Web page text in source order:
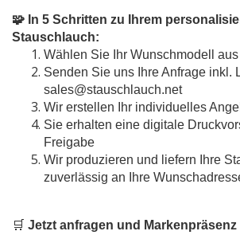
🧩 In 5 Schritten zu Ihrem
Stauschlauch:
Wählen Sie Ihr Wunschmodell aus
Senden Sie uns Ihre Anfrage inkl.
sales@stauschlauch.net
Wir erstellen Ihr individuelles
Sie erhalten eine digitale
Freigabe
Wir produzieren und liefern Ihre
zuverlässig an Ihre
🛒 Jetzt anfragen und Markenpräsenz